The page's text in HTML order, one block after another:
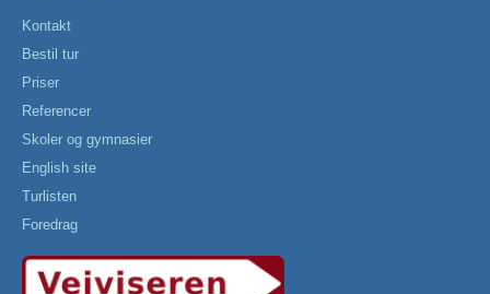
Kontakt
Bestil tur
Priser
Referencer
Skoler og gymnasier
English site
Turlisten
Foredrag